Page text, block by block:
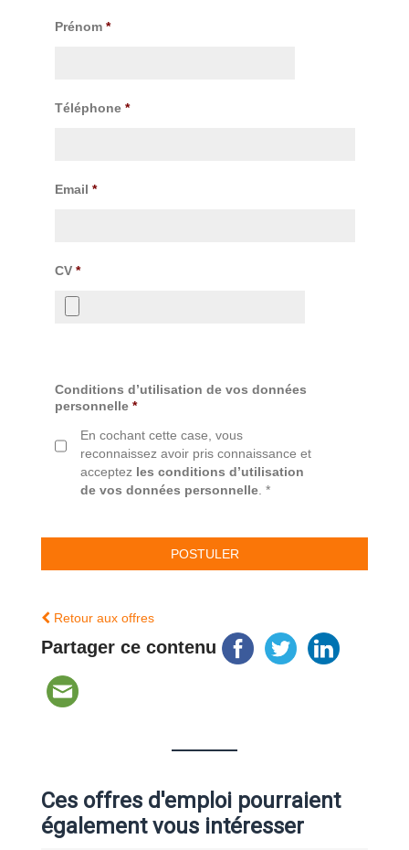
Prénom *
Téléphone *
Email *
CV *
Conditions d’utilisation de vos données
personnelle *
En cochant cette case, vous
reconnaissez avoir pris connaissance et
acceptez les conditions d’utilisation
de vos données personnelle . *
Retour aux offres
Partager ce contenu
Ces offres d'emploi pourraient
également vous intéresser